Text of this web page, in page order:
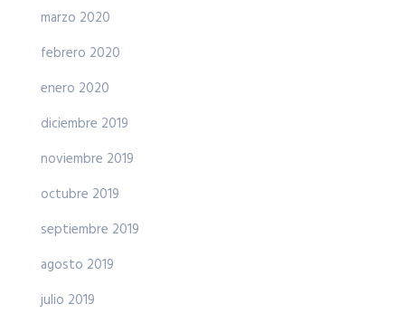
marzo 2020
febrero 2020
enero 2020
diciembre 2019
noviembre 2019
octubre 2019
septiembre 2019
agosto 2019
julio 2019